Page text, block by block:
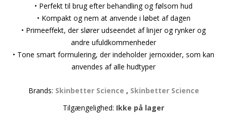
• Perfekt til brug efter behandling og følsom hud
• Kompakt og nem at anvende i løbet af dagen
• Primeeffekt, der slører udseendet af linjer og rynker og
andre ufuldkommenheder
• Tone smart formulering, der indeholder jernoxider, som kan
anvendes af alle hudtyper
Brands: Skinbetter Science , Skinbetter Science
Tilgængelighed: Ikke på lager